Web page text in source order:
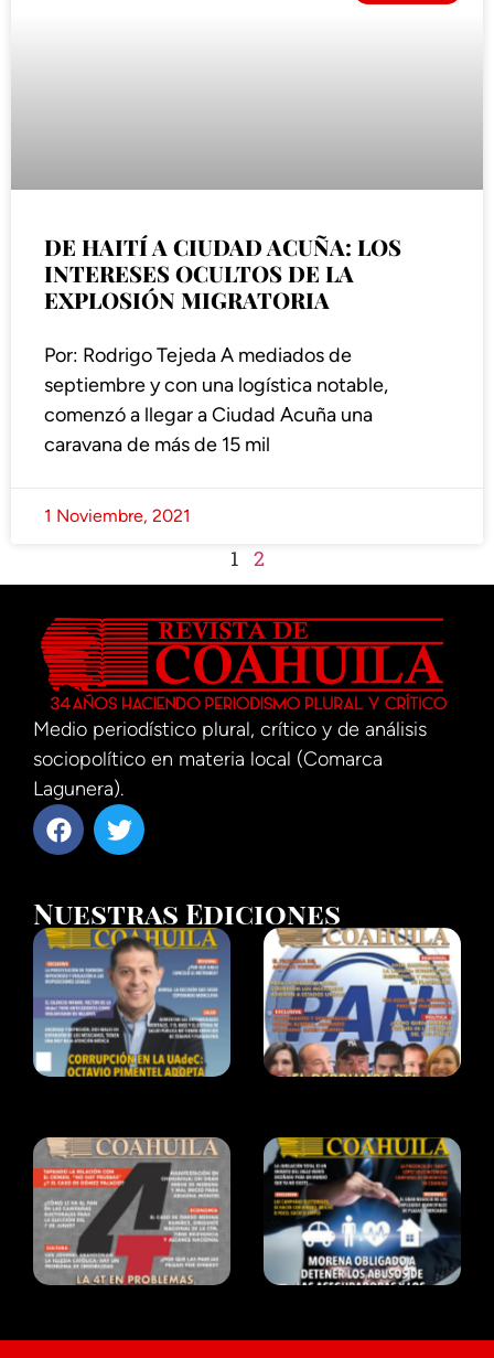
DE HAITÍ A CIUDAD ACUÑA: LOS
INTERESES OCULTOS DE LA
EXPLOSIÓN MIGRATORIA
Por: Rodrigo Tejeda A mediados de
septiembre y con una logística notable,
comenzó a llegar a Ciudad Acuña una
caravana de más de 15 mil
1 Noviembre, 2021
1 2
Medio periodístico plural, crítico y de análisis
sociopolítico en materia local (Comarca
Lagunera).
Nuestras Ediciones